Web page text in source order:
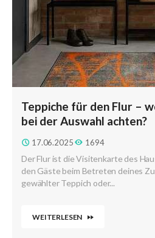
Teppiche für den Flur –
bei der Auswahl achten?
17.06.2025 1694
Der Flur ist die Visitenkarte des
den Gäste beim Betreten deines
gewählter Teppich oder...
WEITERLESEN